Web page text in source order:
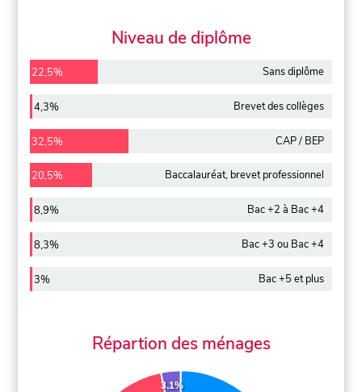
Niveau de diplôme
22,5% Sans diplôme
4,3% Brevet des collèges
32,5% CAP / BEP
20,5% Baccalauréat, brevet professionnel
8,9% Bac +2 à Bac +4
8,3% Bac +3 ou Bac +4
3% Bac +5 et plus
Répartion des ménages
3.1%